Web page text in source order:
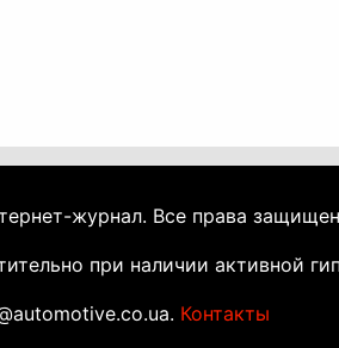
журнал. Все права
при наличии активной
Контакты